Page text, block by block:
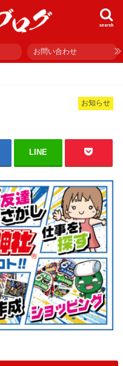
search
お問い合わせ
お知らせ
LINE